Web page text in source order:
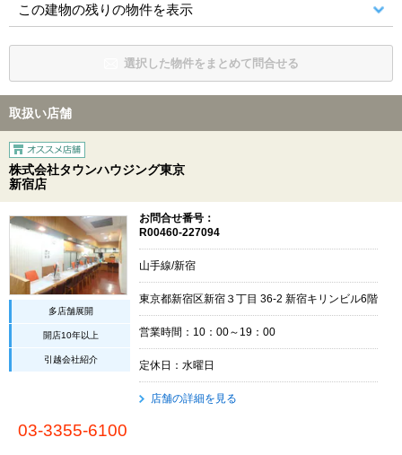
この建物の残りの物件を表示
選択した物件をまとめて問合せる
取扱い店舗
株式会社タウンハウジング東京
新宿店
多店舗展開
開店10年以上
引越会社紹介
お問合せ番号：
R00460-227094
山手線/新宿
東京都新宿区新宿３丁目 36-2 新宿キリンビル6階
営業時間：10：00～19：00
定休日：水曜日
店舗の詳細を見る
03-3355-6100